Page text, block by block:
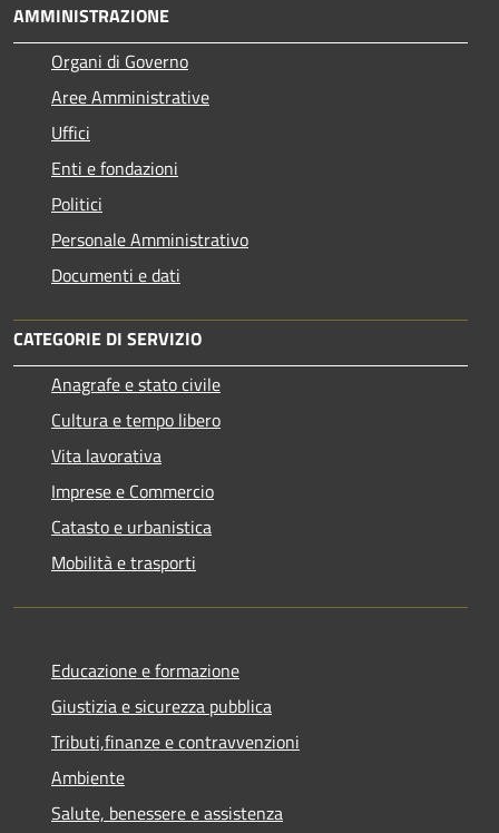
AMMINISTRAZIONE
Organi di Governo
Aree Amministrative
Uffici
Enti e fondazioni
Politici
Personale Amministrativo
Documenti e dati
CATEGORIE DI SERVIZIO
Anagrafe e stato civile
Cultura e tempo libero
Vita lavorativa
Imprese e Commercio
Catasto e urbanistica
Mobilità e trasporti
Educazione e formazione
Giustizia e sicurezza pubblica
Tributi,finanze e contravvenzioni
Ambiente
Salute, benessere e assistenza